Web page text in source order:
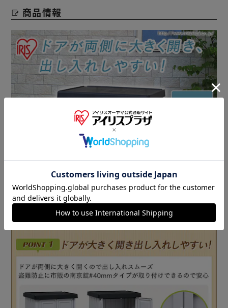
商品情報